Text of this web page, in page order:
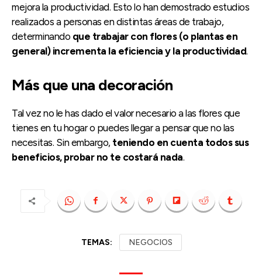
mejora la productividad. Esto lo han demostrado estudios
realizados a personas en distintas áreas de trabajo,
determinando que trabajar con flores (o plantas en
general) incrementa la eficiencia y la productividad.
Más que una decoración
Tal vez no le has dado el valor necesario a las flores que
tienes en tu hogar o puedes llegar a pensar que no las
necesitas. Sin embargo, teniendo en cuenta todos sus
beneficios, probar no te costará nada.
TEMAS: NEGOCIOS